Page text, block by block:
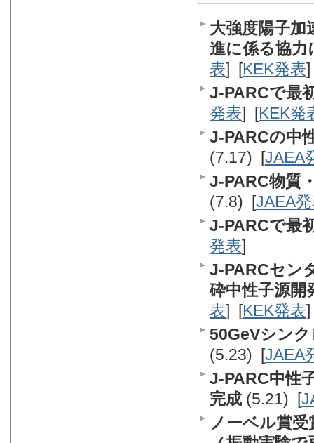
大強度陽子加
進に係る協力
表] [KEK発表]
J-PARCで最
発表] [KEK発
J-PARCの中
(7.17) [JAEA
J-PARC物質
(7.8) [JAEA
J-PARCで最
発表]
J-PARCセン
砕中性子源開
表] [KEK発表]
50GeVシン
(5.23) [JAEA
J-PARC中性
完成 (5.21) [
ノーベル賞